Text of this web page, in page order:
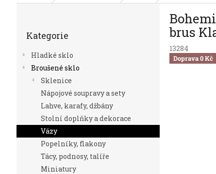
n
e
kategorie
Kategorie
Hladké sklo
Broušené sklo
Sklenice
Nápojové soupravy a sety
Lahve, karafy, džbány
Stolní doplňky a dekorace
Vázy
Popelníky, flakony
Tácy, podnosy, talíře
Miniatury
brus
13284
Doprava 0 Kč